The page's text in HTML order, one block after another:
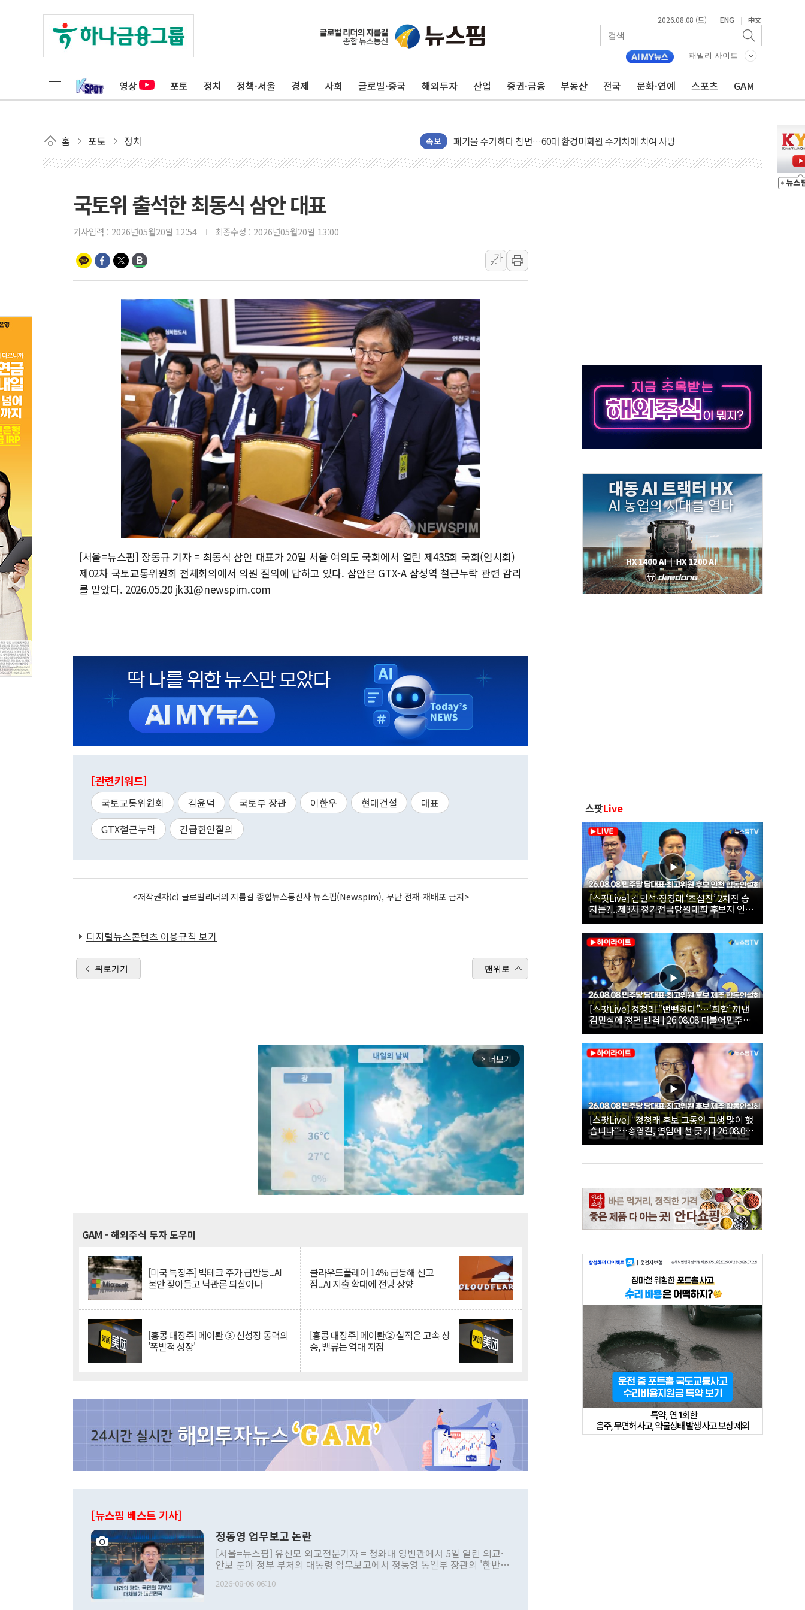
2026.08.08 (토) | ENG | 中文
패밀리 사이트
영상 포토 정치 정책·서울 경제 사회 글로벌·중국 해외투자 산업 증권·금융 부동산 전국 문화·연예 스포츠 GAM
홈 포토 정치 속보
美, 이란전 출구전략 만지작…공습 한계·탄약 부족 현실화
서울 중랑구 주택가서 흉기 난동…60대 남성 2명 숨져
李대통령 "결혼 때문에 손해 보는 일 없게"…'결혼 페널티' 22개 과제 손본다
'화합' 꺼낸 김민석에 '뻔뻔' 받아친 정청래…제주 연설서 신경전 고조
李대통령, ISA 개편 재검토 지시…與 "적극 환영"·野 "졸속 국정"
연일 폭염에 온열질환 사망 23명…정부, 비상대응기구 가동
中 전방위 아파트 부양, 수도 베이징도 부동산 규제 철폐
인제 용대리 계곡서 수위 상승으로 피서객 7명 고립…전원 구조
동해시, 11~14일 '별똥별 멍' 운영…페르세우스 유성우 관측
강원 중·남부 동해안 시간당 50mm 이상 폭우…호우경보 발효
청양 밭에서 일하던 90대 숨져…온열질환 여부 조사
폭염에 車 운전면허 기능시험 오전 집중 편성…체감온도 38도 넘으면 중단
李대통령, 'ISA·주가누르기 방지법' 전면 재검토 지시
국토위 출석한 최동식 삼안 대표
기사입력 : 2026년05월20일 12:54 최종수정 : 2026년05월20일 13:00
가
가
[서울=뉴스핌] 장동규 기자 = 최동식 삼안 대표가 20일 서울 여의도 국회에서 열린 제435회 국회(임시회)
제02차 국토교통위원회 전체회의에서 의원 질의에 답하고 있다. 삼안은 GTX-A 삼성역 철근누락 관련 감리
를 맡았다. 2026.05.20 jk31@newspim.com
[관련키워드]
국토교통위원회 김윤덕 국토부 장관 이한우 현대건설
대표
GTX철근누락
긴급현안질의
<저작권자(c) 글로벌리더의 지름길 종합뉴스통신사 뉴스핌(Newspim), 무단 전재-재배포 금지>
디지털뉴스콘텐츠 이용규칙 보기
뒤로가기 맨위로
arrow_forward_ios 더보기
GAM - 해외주식 투자 도우미
[미국 특징주] 빅테크 주가 급반등...AI
불안 잦아들고 낙관론 되살아나
클라우드플레어 14% 급등해 신고
점...AI 지출 확대에 전망 상향
[홍콩 대장주] 메이퇀 ③ 신성장 동력의
'폭발적 성장'
[홍콩 대장주] 메이퇀② 실적은 고속 상
승, 밸류는 역대 저점
[뉴스핌 베스트 기사]
정동영 업무보고 논란
[서울=뉴스핌] 유신모 외교전문기자 = 청와대 영빈관에서 5일 열린 외교·
안보 분야 정부 부처의 대통령 업무보고에서 정동영 통일부 장관의 '한반도
발언 중에는 정부 내 조율을 거치지 않은 사안을 정책으로 추진하겠다고 공
2026-08-06 06:10
스팟Live
[스팟Live] 김민석·정청래 ‘초접전’ 2차전 승
자는?...제3차 정기전국당원대회 후보자 인천
합동연설회 생중계 | 26.08.08
[스팟Live] 정청래 “뻔뻔하다”…‘화합’ 꺼낸
김민석에 정면 반격 | 26.08.08 더불어민주당
당대표·최고위원 후보 제주 합동연설회
[스팟Live] “정청래 후보 그동안 고생 많이 했
습니다”…송영길, 연임에 선 긋기 | 26.08.08
더불어민주당 당대표·최고위원 후보 제주 합